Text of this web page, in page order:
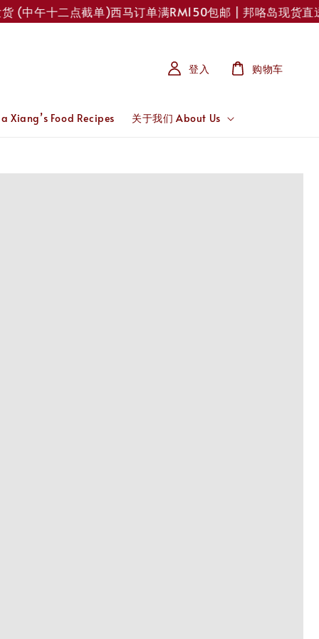
午十二点截单)西马订单满RM150包邮 | 邦咯岛现货直送！
Xiang’s Food Recipes 关于我们 About Us
登入 购物车